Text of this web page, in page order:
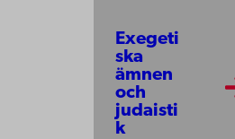
Exegeti
ska
ämnen
och
judaisti
k